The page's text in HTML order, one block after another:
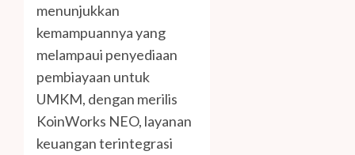
menunjukkan
kemampuannya yang
melampaui penyediaan
pembiayaan untuk
UMKM, dengan merilis
KoinWorks NEO, layanan
keuangan terintegrasi